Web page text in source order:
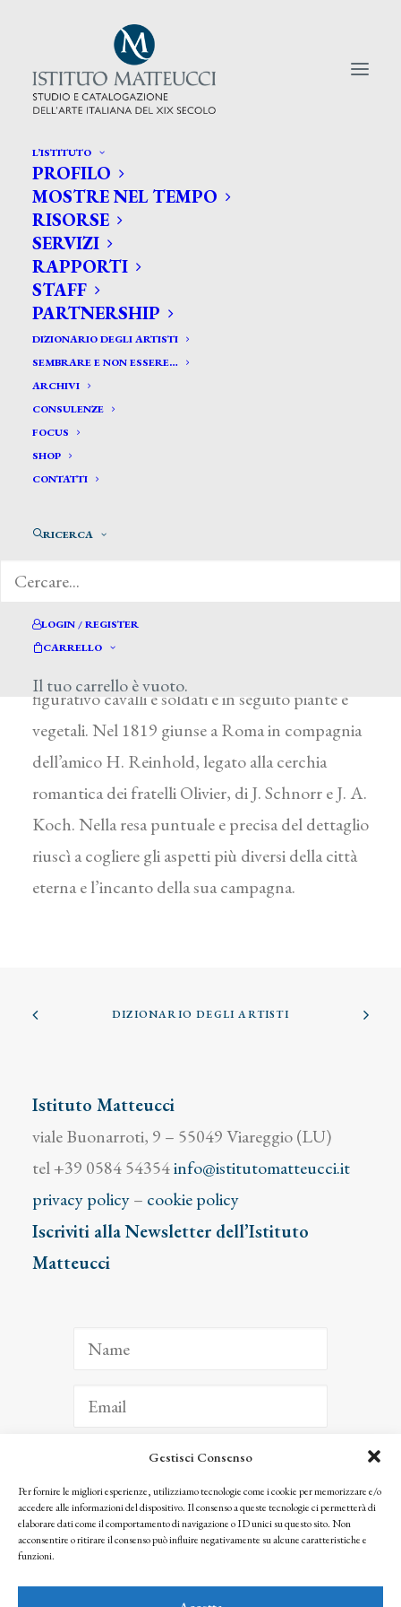
Gestisci Consenso
Per fornire le migliori esperienze, utilizziamo tecnologie come i cookie per memorizzare e/o
accedere alle informazioni del dispositivo. Il consenso a queste tecnologie ci permetterà di
elaborare dati come il comportamento di navigazione o ID unici su questo sito. Non
acconsentire o ritirare il consenso può influire negativamente su alcune caratteristiche e
funzioni.
L’ISTITUTO
PROFILO
MOSTRE NEL TEMPO
RISORSE
SERVIZI
RAPPORTI
STAFF
PARTNERSHIP
DIZIONARIO DEGLI ARTISTI
SEMBRARE E NON ESSERE…
ARCHIVI
CONSULENZE
FOCUS
SHOP
CONTATTI
RICERCA
LOGIN / REGISTER
CARRELLO
Il tuo carrello è vuoto.
CERCA TRA GLI ARTISTI:
Search
for:
Erhard Johann Christoph*
ERHARD JOHANN CHRISTOPH
Formatosi alla Scuola Comunale di Disegno di
chiarezza compositiva delle arti grafiche. Fra il
figurativo cavalli e soldati e in seguito piante e
vegetali. Nel 1819 giunse a Roma in compagnia
dell’amico H. Reinhold, legato alla cerchia
romantica dei fratelli Olivier, di J. Schnorr e J. A.
Koch. Nella resa puntuale e precisa del dettaglio
riuscì a cogliere gli aspetti più diversi della città
eterna e l’incanto della sua campagna.
DIZIONARIO DEGLI ARTISTI
Istituto Matteucci
viale Buonarroti, 9 – 55049 Viareggio (LU)
tel +39 0584 54354info@istitutomatteucci.it
privacy policy– cookie policy
Iscriviti alla Newsletter dell’Istituto
Matteucci
ISCRIVITI
Facendo clic per iscriverti, riconosci che le tue informazioni saranno trattate
seguendo la nostra Privacy Policy
© 2025 Istituto Matteucci. All right reserved
l’autorizzazione scritta dei proprietari dei diritti e dell’Istituto Matteucci